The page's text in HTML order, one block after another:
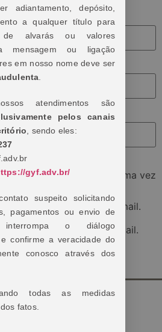
navegador para a próxima vez
comentários por e-mail.
publicações por e-mail.
adiantamento, depósito,
a qualquer título para
de alvarás ou valores
mensagem ou ligação
em nosso nome deve ser
.
atendimentos são
pelos canais
, sendo eles:
gyf.adv.br/
suspeito solicitando
pagamentos ou envio de
interrompa o diálogo
e confirme a veracidade do
conosco através dos
todas as medidas
fatos.